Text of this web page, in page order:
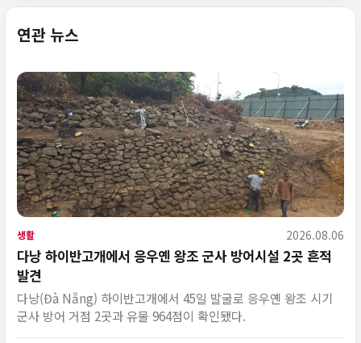
연관 뉴스
생활 2026.08.06
다낭 하이반고개에서 응우옌 왕조 군사 방어시설 2곳 흔적
발견
다낭(Đà Nẵng) 하이반고개에서 45일 발굴로 응우옌 왕조 시기
군사 방어 거점 2곳과 유물 964점이 확인됐다.